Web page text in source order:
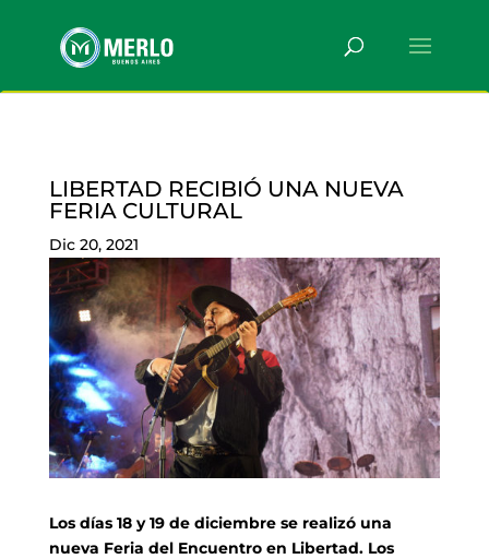
LIBERTAD RECIBIÓ UNA NUEVA
FERIA CULTURAL
Dic 20, 2021
Los días 18 y 19 de diciembre se realizó una
nueva Feria del Encuentro en Libertad. Los